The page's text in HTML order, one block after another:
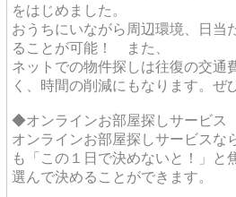
をはじめました。
おうちにいながら周辺環境、日当
ることが可能！ また、
ネットでの物件探しは往復の交通
く、時間の削減にもなります。ぜ
◆オンラインお部屋探しサービス
オンラインお部屋探しサービスな
も「この１日で決めないと！」と
選んで決めることができます。